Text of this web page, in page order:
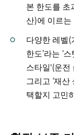
본 한도를 초
산)에 이르는
다양한 레벨(
한도’라는 ‘
스타일'(운전
그리고 ‘재산
택할지 고민